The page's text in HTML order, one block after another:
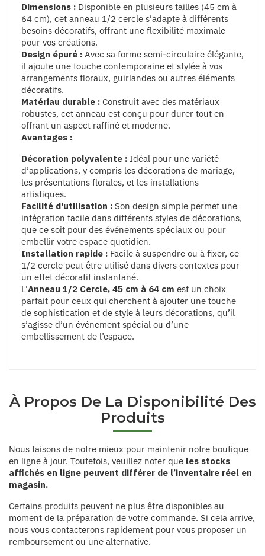
Dimensions : Disponible en plusieurs tailles (45 cm à
64 cm), cet anneau 1/2 cercle s’adapte à différents
besoins décoratifs, offrant une flexibilité maximale
pour vos créations.
Design épuré : Avec sa forme semi-circulaire élégante,
il ajoute une touche contemporaine et stylée à vos
arrangements floraux, guirlandes ou autres éléments
décoratifs.
Matériau durable : Construit avec des matériaux
robustes, cet anneau est conçu pour durer tout en
offrant un aspect raffiné et moderne.
Avantages :
Décoration polyvalente : Idéal pour une variété
d’applications, y compris les décorations de mariage,
les présentations florales, et les installations
artistiques.
Facilité d'utilisation : Son design simple permet une
intégration facile dans différents styles de décorations,
que ce soit pour des événements spéciaux ou pour
embellir votre espace quotidien.
Installation rapide : Facile à suspendre ou à fixer, ce
1/2 cercle peut être utilisé dans divers contextes pour
un effet décoratif instantané.
L'Anneau 1/2 Cercle, 45 cm à 64 cm est un choix
parfait pour ceux qui cherchent à ajouter une touche
de sophistication et de style à leurs décorations, qu’il
s’agisse d’un événement spécial ou d’une
embellissement de l’espace.
À Propos De La Disponibilité Des
Produits
Nous faisons de notre mieux pour maintenir notre boutique
en ligne à jour. Toutefois, veuillez noter que les stocks
affichés en ligne peuvent différer de l’inventaire réel en
magasin.
Certains produits peuvent ne plus être disponibles au
moment de la préparation de votre commande. Si cela arrive,
nous vous contacterons rapidement pour vous proposer un
remboursement ou une alternative.